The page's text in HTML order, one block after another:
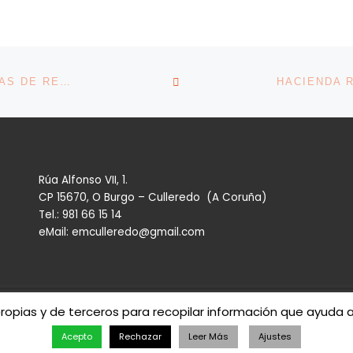
LOS ASESORES FISCALES LANZAN SUS PROPUESTAS DE REFORMAS VOLVER A LA LISTA DE
Rúa Alfonso VII, 1.
CP 15670, O Burgo – Culleredo (A Coruña)
Tel.: 981 66 15 14
eMail: emculleredo@gmail.com
– Todos los derechos reservados
y de terceros para recopilar información que ayuda
Acepto Rechazar Leer Más Ajustes